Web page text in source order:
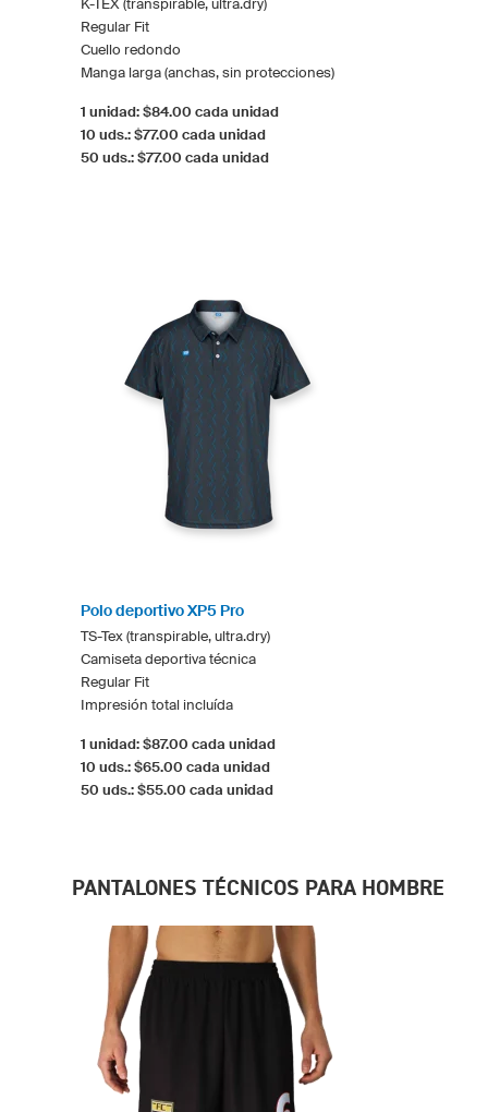
K-TEX (transpirable, ultra.dry)
Regular Fit
Cuello redondo
Manga larga (anchas, sin protecciones)
1 unidad: $84.00 cada unidad
10 uds.: $77.00 cada unidad
50 uds.: $77.00 cada unidad
Polo deportivo XP5 Pro
TS-Tex (transpirable, ultra.dry)
Camiseta deportiva técnica
Regular Fit
Impresión total incluída
1 unidad: $87.00 cada unidad
10 uds.: $65.00 cada unidad
50 uds.: $55.00 cada unidad
PANTALONES TÉCNICOS PARA HOMBRE